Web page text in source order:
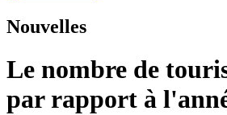
Nouvelles
Le nombre de
par rapport à